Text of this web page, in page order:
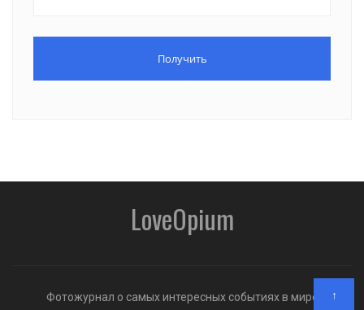
LoveOpium
Фотожурнал о самых интересных событиях в мире ↑